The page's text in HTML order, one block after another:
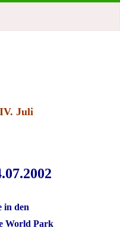
Juli
in den
World Park